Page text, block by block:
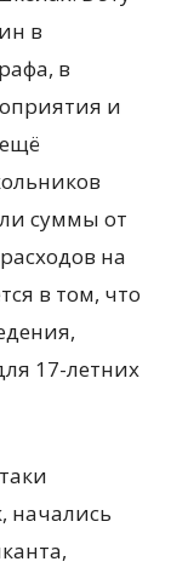
в
в
и
суммы от
на
в том, что
17-летних
начались